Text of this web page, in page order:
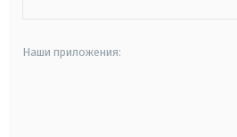
Наши приложения: